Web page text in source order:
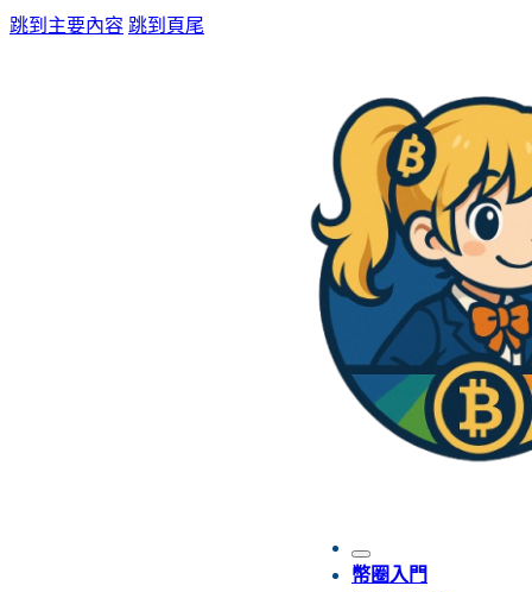
跳到主要內容 跳到頁尾
幣圈入門